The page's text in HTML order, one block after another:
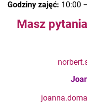
Godziny zajęć: 10:00
Masz